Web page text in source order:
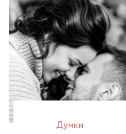
Думки